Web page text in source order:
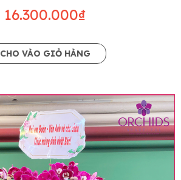
16.300.000₫
CHO VÀO GIỎ HÀNG